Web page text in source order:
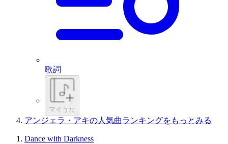
歌詞
マイうた
アンジェラ・アキの人気曲ランキングをもっとみる
Dance with Darkness